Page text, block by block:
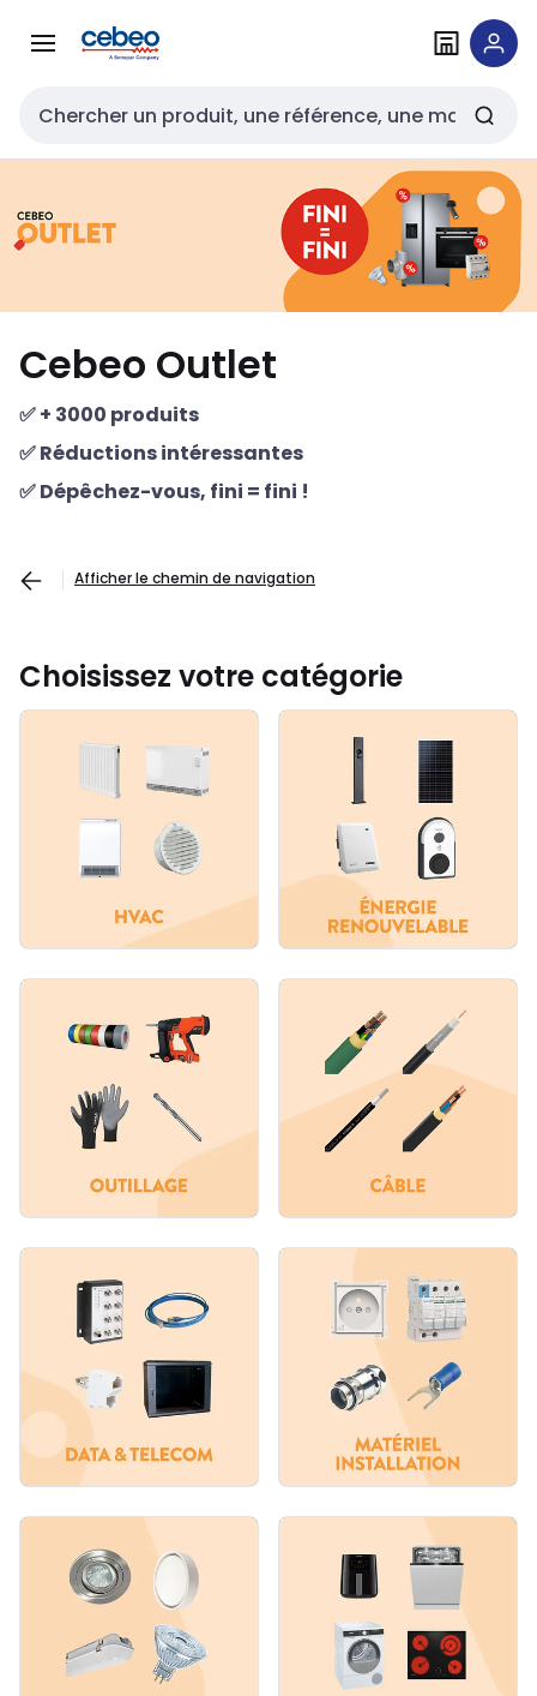
navigationau
Entrée de recherche
Cebeo Outlet
✅+ 3000 produits
✅Réductionsintéressantes
✅Dépêchez-vous, fini = fini !
Afficher le chemin de navigation
Choisissez votre catégorie